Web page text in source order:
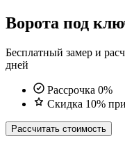
Ворота под
Бесплатный замер и
дней
Рассрочка 0%
Скидка 10% при
Рассчитать стоимость